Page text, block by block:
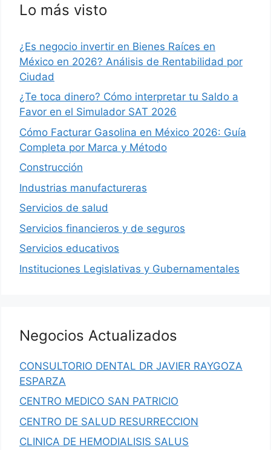
Lo más visto
¿Es negocio invertir en Bienes Raíces en
México en 2026? Análisis de Rentabilidad por
Ciudad
¿Te toca dinero? Cómo interpretar tu Saldo a
Favor en el Simulador SAT 2026
Cómo Facturar Gasolina en México 2026: Guía
Completa por Marca y Método
Construcción
Industrias manufactureras
Servicios de salud
Servicios financieros y de seguros
Servicios educativos
Instituciones Legislativas y Gubernamentales
Negocios Actualizados
CONSULTORIO DENTAL DR JAVIER RAYGOZA
ESPARZA
CENTRO MEDICO SAN PATRICIO
CENTRO DE SALUD RESURRECCION
CLINICA DE HEMODIALISIS SALUS